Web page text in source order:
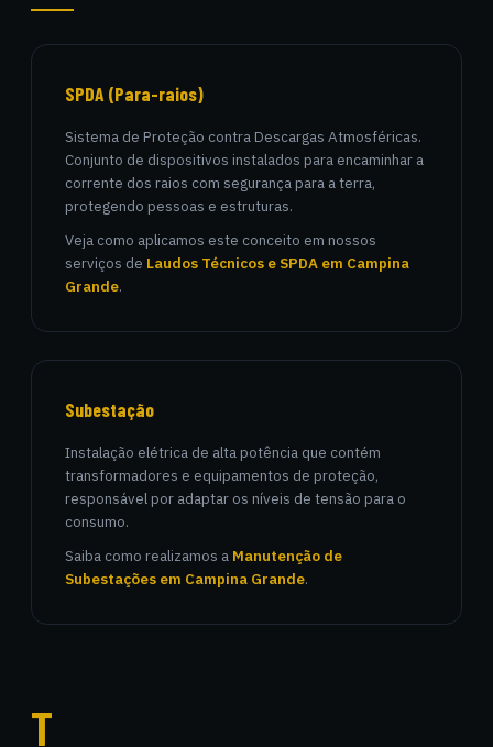
SPDA (Para-raios)
Sistema de Proteção contra Descargas Atmosféricas.
Conjunto de dispositivos instalados para encaminhar a
corrente dos raios com segurança para a terra,
protegendo pessoas e estruturas.
Veja como aplicamos este conceito em nossos
serviços de Laudos Técnicos e SPDA em Campina
Grande.
Subestação
Instalação elétrica de alta potência que contém
transformadores e equipamentos de proteção,
responsável por adaptar os níveis de tensão para o
consumo.
Saiba como realizamos a Manutenção de
Subestações em Campina Grande.
T